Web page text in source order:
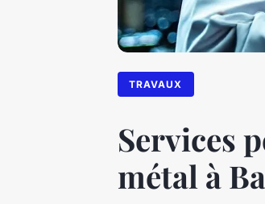
TRAVAUX
Services
métal à